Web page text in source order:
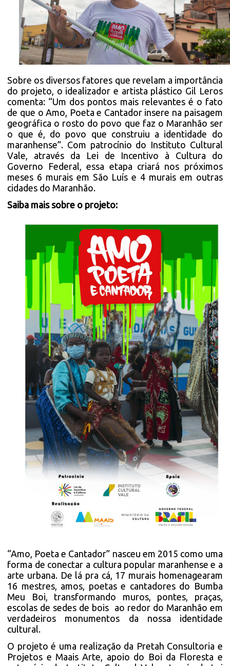
Sobre os diversos fatores que revelam a importância
do projeto, o idealizador e artista plástico Gil Leros
comenta: “Um dos pontos mais relevantes é o fato
de que o Amo, Poeta e Cantador insere na paisagem
geográfica o rosto do povo que faz o Maranhão ser
o que é, do povo que construiu a identidade do
maranhense”. Com patrocínio do Instituto Cultural
Vale, através da Lei de Incentivo à Cultura do
Governo Federal, essa etapa criará nos próximos
meses 6 murais em São Luís e 4 murais em outras
cidades do Maranhão.
Saiba mais sobre o projeto:
“Amo, Poeta e Cantador” nasceu em 2015 como uma
forma de conectar a cultura popular maranhense e a
arte urbana. De lá pra cá, 17 murais homenagearam
16 mestres, amos, poetas e cantadores do Bumba
Meu Boi, transformando muros, pontes, praças,
escolas de sedes de bois ao redor do Maranhão em
verdadeiros monumentos da nossa identidade
cultural.
O projeto é uma realização da Pretah Consultoria e
Projetos e Maais Arte, apoio do Boi da Floresta e